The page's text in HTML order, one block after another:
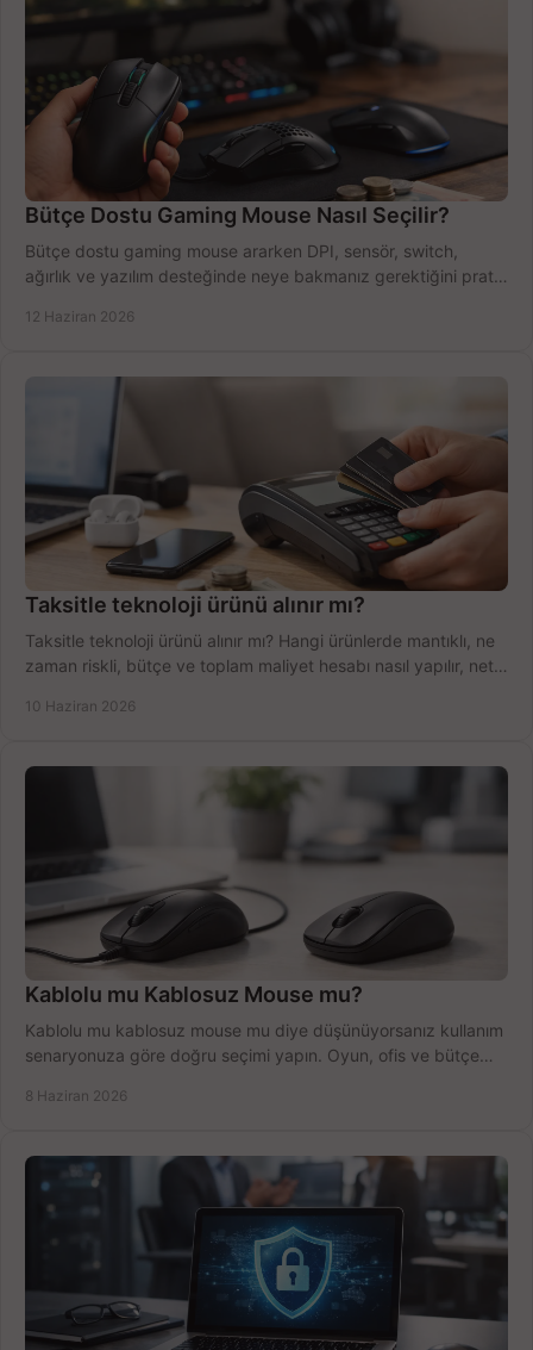
Bütçe Dostu Gaming Mouse Nasıl Seçilir?
Bütçe dostu gaming mouse ararken DPI, sensör, switch,
ağırlık ve yazılım desteğinde neye bakmanız gerektiğini pratik
12 Haziran 2026
Taksitle teknoloji ürünü alınır mı?
Taksitle teknoloji ürünü alınır mı? Hangi ürünlerde mantıklı, ne
zaman riskli, bütçe ve toplam maliyet hesabı nasıl yapılır, net
10 Haziran 2026
Kablolu mu Kablosuz Mouse mu?
Kablolu mu kablosuz mouse mu diye düşünüyorsanız kullanım
senaryonuza göre doğru seçimi yapın. Oyun, ofis ve bütçe
8 Haziran 2026